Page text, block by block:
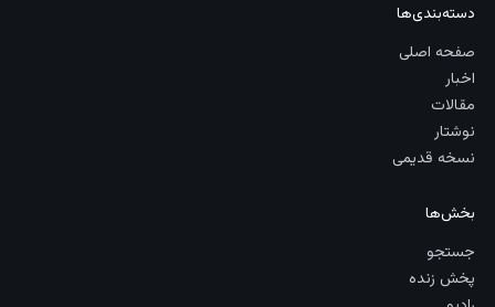
دسته‌بندی‌ها
صفحه اصلی
اخبار
مقالات
نوشتار
نسخه قدیمی
بخش‌ها
جستجو
پخش زنده